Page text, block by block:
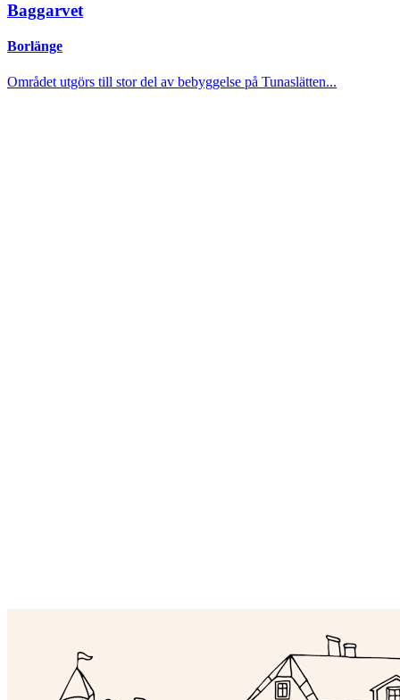
Baggarvet
Borlänge
Området utgörs till stor del av bebyggelse på Tunaslätten...